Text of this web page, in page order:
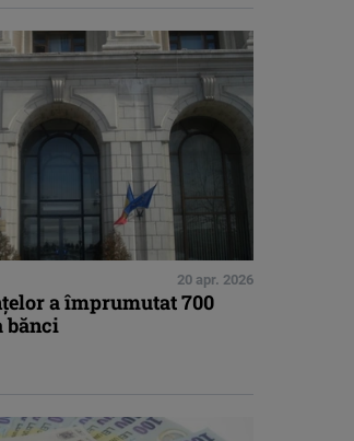
20 apr. 2026
a împrumutat 700
bănci